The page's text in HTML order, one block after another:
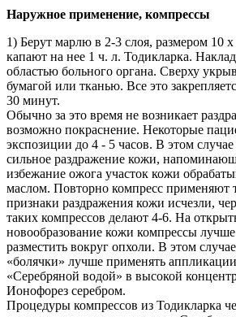
Наружное применение, компрессы
1) Берут марлю в 2-3 слоя, размером 10
капают на нее 1 ч. л. Тодикларка.
областью больного органа. Сверху
бумагой или тканью. Все это
30 минут.
Обычно за это время не возникает
возможно покраснение. Некоторые
экспозиции до 4 - 5 часов. В этом
сильное раздражение кожи,
избежание ожога участок кожи
маслом. Повторно компресс применяют
признаки раздражения кожи исчезли,
таких компрессов делают 4-6. На
новообразование кожи компрессы лучше
разместить вокруг опхоли. В этом
«болячки» лучше применять
«Серебряной водой» в высокой
Ионофорез серебром.
Процедуры компрессов из Тодикларка